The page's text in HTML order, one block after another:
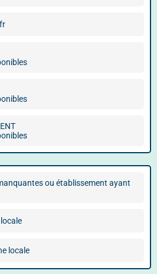
ou établissement ayant
locale